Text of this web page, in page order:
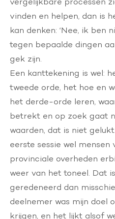
vinden en helpen, dan is
kan denken: ‘Nee, ik ben
tegen bepaalde dingen
gek zijn.
Een kanttekening is wel:
tweede orde, het hoe en
het derde-orde leren,
betrekt en op zoek gaat
waarden, dat is niet
eerste sessie wel mensen
provinciale overheden
weer van het toneel. Dat
geredeneerd dan
deelnemer was mijn doel
krijgen, en het lijkt alsof